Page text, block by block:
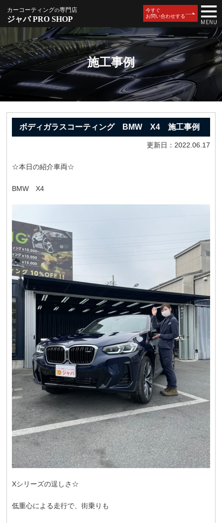
カーコーティングの専門店
ジャバ PRO SHOP
今すぐ
お問い合わせする
施工事例
ボディガラスコーティング BMW X4 施工事例
更新日：2022.06.17
☆本日の紹介車両☆
BMW X4
Xシリーズの逞しさ☆
低重心による走行で、街乗りも